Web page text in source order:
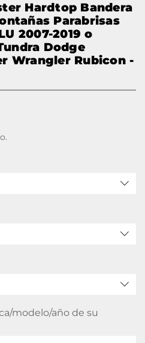
Hardtop Bandera
Parabrisas
2007-2019 o
Dodge
Wrangler Rubicon -
modelo/año de su